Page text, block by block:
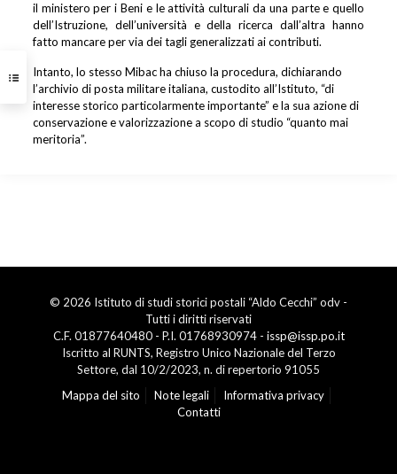
il ministero per i Beni e le attività culturali da una parte e quello
dell’Istruzione, dell’università e della ricerca dall’altra hanno
fatto mancare per via dei tagli generalizzati ai contributi.
Intanto, lo stesso Mibac ha chiuso la procedura, dichiarando
l’archivio di posta militare italiana, custodito all’Istituto, “di
interesse storico particolarmente importante” e la sua azione di
conservazione e valorizzazione a scopo di studio “quanto mai
meritoria”.
© 2026 Istituto di studi storici postali “Aldo Cecchi” odv -
Tutti i diritti riservati
C.F. 01877640480 - P.I. 01768930974 - issp@issp.po.it
Iscritto al RUNTS, Registro Unico Nazionale del Terzo
Settore, dal 10/2/2023, n. di repertorio 91055
Mappa del sito
Note legali
Informativa privacy
Contatti